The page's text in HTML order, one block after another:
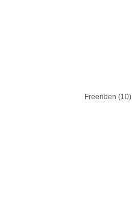
Freeriden (10)